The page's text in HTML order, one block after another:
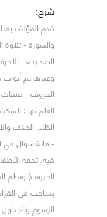
شرح:
قدم المؤلف
والسورة - تلاوة
الصحيحة -
وغيرها ثم
الحروف - صفات
العلم بها :
الظاء، الحذف
- مائة سؤال في
فيه: تحفة
الحروف) ونظم
بمباحث في
الرسوم